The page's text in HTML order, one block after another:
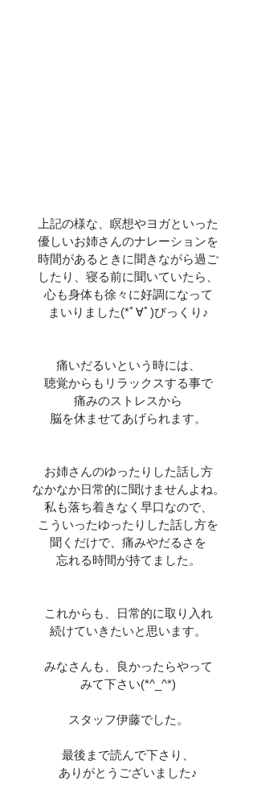
上記の様な、瞑想やヨガといった
優しいお姉さんのナレーションを
時間があるときに聞きながら過ご
したり、寝る前に聞いていたら、
心も身体も徐々に好調になって
まいりました(*ﾟ∀ﾟ)びっくり♪
痛いだるいという時には、
聴覚からもリラックスする事で
痛みのストレスから
脳を休ませてあげられます。
お姉さんのゆったりした話し方
なかなか日常的に聞けませんよね。
私も落ち着きなく早口なので、
こういったゆったりした話し方を
聞くだけで、痛みやだるさを
忘れる時間が持てました。
これからも、日常的に取り入れ
続けていきたいと思います。
みなさんも、良かったらやって
みて下さい(*^_^*)
スタッフ伊藤でした。
最後まで読んで下さり、
ありがとうございました♪